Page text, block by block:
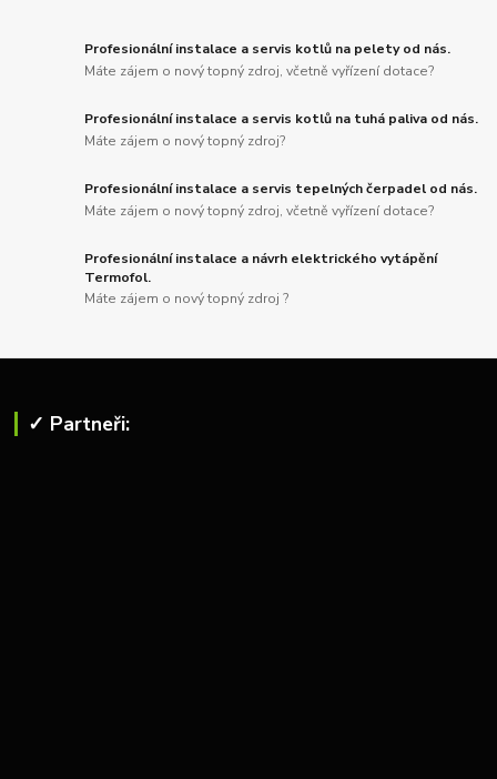
Profesionální instalace a servis kotlů na pelety od nás.
Máte zájem o nový topný zdroj, včetně vyřízení dotace?
Profesionální instalace a servis kotlů na tuhá paliva od nás.
Máte zájem o nový topný zdroj?
Profesionální instalace a servis tepelných čerpadel od nás.
Máte zájem o nový topný zdroj, včetně vyřízení dotace?
Profesionální instalace a návrh elektrického vytápění
Termofol.
Máte zájem o nový topný zdroj ?
✓ Partneři: